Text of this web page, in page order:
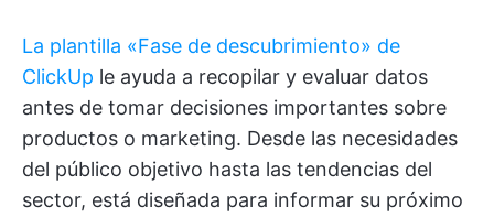
La plantilla «Fase de descubrimiento» de
ClickUp le ayuda a recopilar y evaluar datos
antes de tomar decisiones importantes sobre
productos o marketing. Desde las necesidades
del público objetivo hasta las tendencias del
sector, está diseñada para informar su próximo